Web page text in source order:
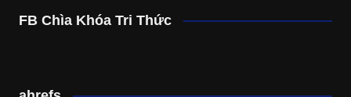
FB Chìa Khóa Tri Thức